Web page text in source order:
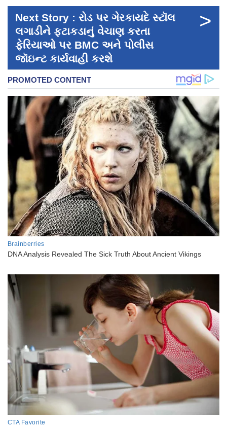
Next Story : રોડ પર ગેરકાયદે સ્ટૉલ
લગાડીને ફટાકડાનું વેચાણ કરતા
ફેરિયાઓ પર BMC અને પોલીસ
જૉઇન્ટ કાર્યવાહી કરશે
>